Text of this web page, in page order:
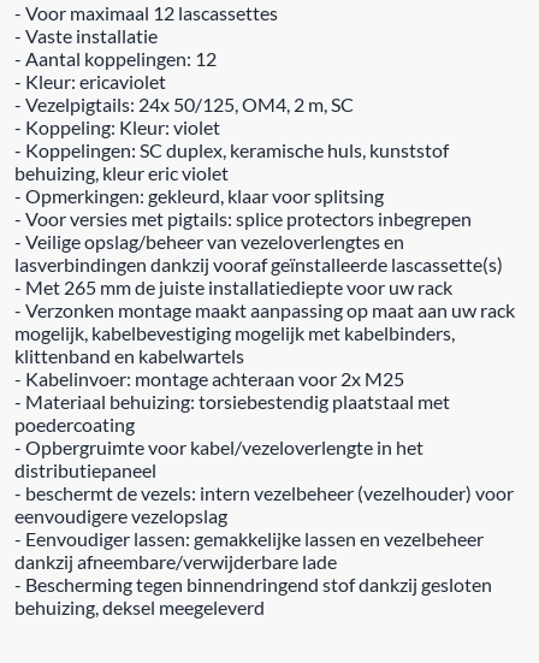
- Voor maximaal 12 lascassettes
- Vaste installatie
- Aantal koppelingen: 12
- Kleur: ericaviolet
- Vezelpigtails: 24x 50/125, OM4, 2 m, SC
- Koppeling: Kleur: violet
- Koppelingen: SC duplex, keramische huls, kunststof
behuizing, kleur eric violet
- Opmerkingen: gekleurd, klaar voor splitsing
- Voor versies met pigtails: splice protectors inbegrepen
- Veilige opslag/beheer van vezeloverlengtes en
lasverbindingen dankzij vooraf geïnstalleerde lascassette(s)
- Met 265 mm de juiste installatiediepte voor uw rack
- Verzonken montage maakt aanpassing op maat aan uw rack
mogelijk, kabelbevestiging mogelijk met kabelbinders,
klittenband en kabelwartels
- Kabelinvoer: montage achteraan voor 2x M25
- Materiaal behuizing: torsiebestendig plaatstaal met
poedercoating
- Opbergruimte voor kabel/vezeloverlengte in het
distributiepaneel
- beschermt de vezels: intern vezelbeheer (vezelhouder) voor
eenvoudigere vezelopslag
- Eenvoudiger lassen: gemakkelijke lassen en vezelbeheer
dankzij afneembare/verwijderbare lade
- Bescherming tegen binnendringend stof dankzij gesloten
behuizing, deksel meegeleverd